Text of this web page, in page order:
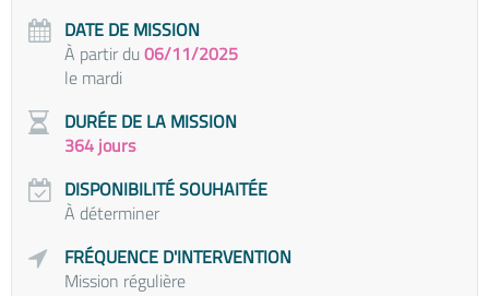
DATE DE MISSION
À partir du06/11/2025
le mardi
DURÉE DE LA MISSION
364 jours
DISPONIBILITÉ SOUHAITÉE
À déterminer
FRÉQUENCE D'INTERVENTION
Mission régulière